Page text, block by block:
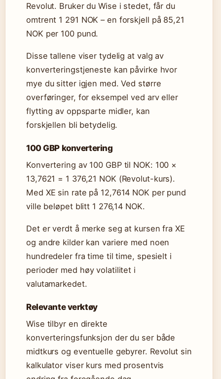
Revolut. Bruker du Wise i stedet, får du
omtrent 1 291 NOK – en forskjell på 85,21
NOK per 100 pund.
Disse tallene viser tydelig at valg av
konverteringstjeneste kan påvirke hvor
mye du sitter igjen med. Ved større
overføringer, for eksempel ved arv eller
flytting av oppsparte midler, kan
forskjellen bli betydelig.
100 GBP konvertering
Konvertering av 100 GBP til NOK: 100 ×
13,7621 = 1 376,21 NOK (Revolut-kurs).
Med XE sin rate på 12,7614 NOK per pund
ville beløpet blitt 1 276,14 NOK.
Det er verdt å merke seg at kursen fra XE
og andre kilder kan variere med noen
hundredeler fra time til time, spesielt i
perioder med høy volatilitet i
valutamarkedet.
Relevante verktøy
Wise tilbyr en direkte
konverteringsfunksjon der du ser både
midtkurs og eventuelle gebyrer. Revolut sin
kalkulator viser kurs med prosentvis